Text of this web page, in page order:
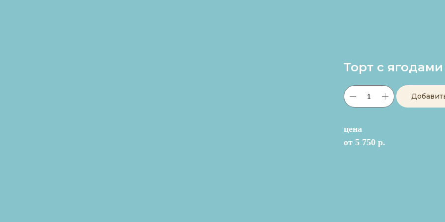
Торт с ягодами
цена
от 5 750 р.